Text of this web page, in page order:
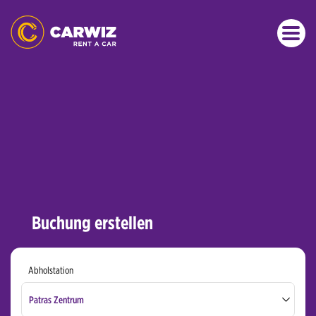
Buchung erstellen
Abholstation
Patras Zentrum